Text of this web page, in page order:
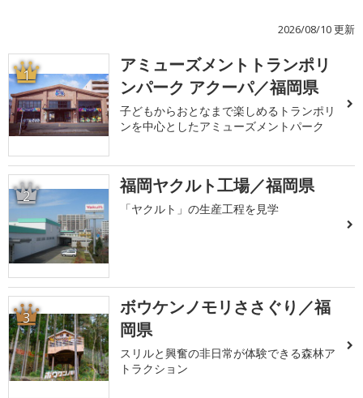
2026/08/10 更新
1
アミューズメントトランポリ
ンパーク アクーパ／福岡県
子どもからおとなまで楽しめるトランポリ
ンを中心としたアミューズメントパーク
2 福岡ヤクルト工場／福岡県
「ヤクルト」の生産工程を見学
3
ボウケンノモリささぐり／福
岡県
スリルと興奮の非日常が体験できる森林ア
トラクション